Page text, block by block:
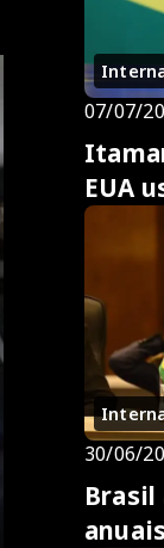
07/07/
EUA
30/06/
Brasil